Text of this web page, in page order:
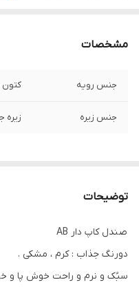
مشخصات
جنس رویه کتون
جنس زیره زیره
توضیحات
صندل کاپ دار AB
دورنگ جذاب : کرم ، مشکی .
سبُک و نرم و راحت خوش پا و